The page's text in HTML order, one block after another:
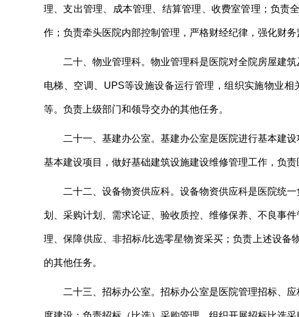
理、支出管理、成本管理、结算管理、收费室管理；负责
作；负责牵头医院内部控制管理，严格财经纪律，强化财
二十 物业管理科。 物业管理科是医院对全院房屋建
电梯、空调、UPS等设施设备运行管理，组织实施物业
等。负责上级部门和领导交办的其他任务。
二十一 基建办公室。 基建办公室是医院进行基本建
基本建设项目，做好基础建筑设施建设维修管理工作，负
二十二 设备物资供应科。 设备物资供应科是医院统
划、采购计划、需求论证、验收质控、维修保养、不良事
理、保障供应、非招标/比选零星物资采买；负责上述设
的其他任务。
二十三 招标办公室。 招标办公室是医院管理招标、